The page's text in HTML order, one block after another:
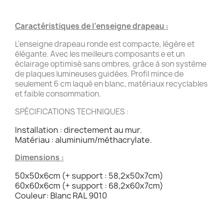
Caractéristiques de l’enseigne drapeau :
L'enseigne drapeau ronde est compacte, légère et
élégante. Avec les meilleurs composants e et un
éclairage optimisé sans ombres, grâce à son système
de plaques lumineuses guidées. Profil mince de
seulement 6 cm laqué en blanc, matériaux recyclables
et faible consommation.
SPÉCIFICATIONS TECHNIQUES :
Installation : directement au mur.
Matériau : aluminium/méthacrylate.
Dimensions :
50x50x6cm (+ support : 58,2x50x7cm)
60x60x6cm (+ support : 68,2x60x7cm)
Couleur: Blanc RAL 9010